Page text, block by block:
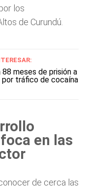
los
de Curundú.
88 meses de prisión a
por tráfico de cocaína
en las
de cerca las